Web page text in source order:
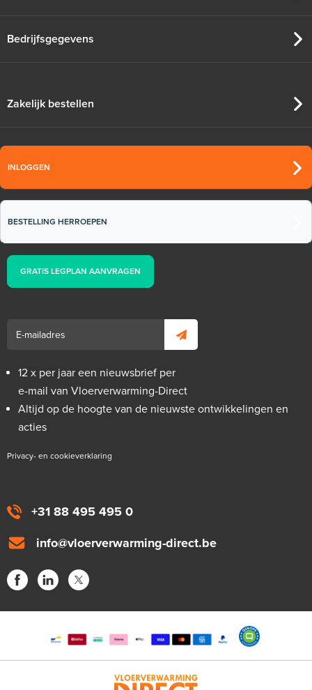
+31 88 495 495 0
info@vloerverwarming-direct.be
Bedrijfsgegevens
Zakelijk bestellen
INLOGGEN
BESTELLING HERROEPEN
GRATIS LEGPLAN AANVRAGEN
12 x per jaar een nieuwsbrief per
e-mail van Vloerverwarming-Direct
Altijd op de hoogte van de nieuwste ontwikkelingen en
acties
Privacy- en cookieverklaring